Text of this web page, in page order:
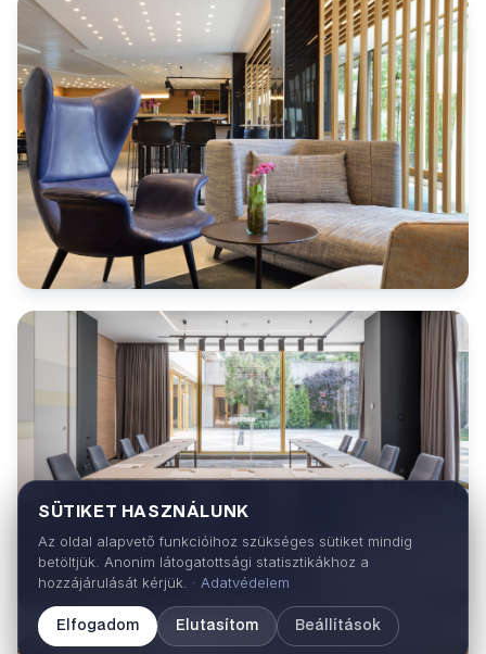
SÜTIKET HASZNÁLUNK
Az oldal alapvető funkcióihoz szükséges sütiket mindig
betöltjük. Anonim látogatottsági statisztikákhoz a
hozzájárulását kérjük. · Adatvédelem
Elfogadom Elutasítom Beállítások